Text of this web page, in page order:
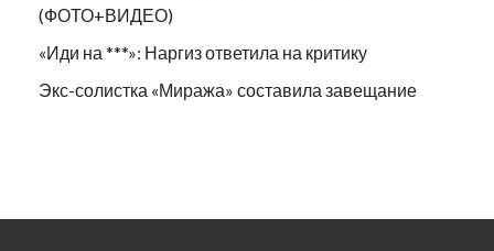
(ФОТО+ВИДЕО)
«Иди на ***»: Наргиз ответила на критику
Экс-солистка «Миража» составила завещание